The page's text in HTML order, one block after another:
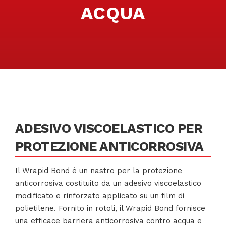
ACQUA
ADESIVO VISCOELASTICO PER
PROTEZIONE ANTICORROSIVA
Il Wrapid Bond è un nastro per la protezione
anticorrosiva costituito da un adesivo viscoelastico
modificato e rinforzato applicato su un film di
polietilene. Fornito in rotoli, il Wrapid Bond fornisce
una efficace barriera anticorrosiva contro acqua e